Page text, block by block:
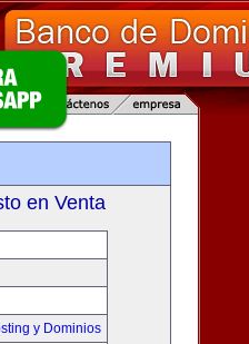
en Venta
y Dominios